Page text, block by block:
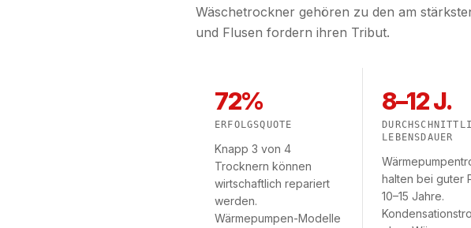
Wäschetrockner gehören zu den am
und Flusen fordern ihren Tribut.
72%
ERFOLGSQUOTE
Knapp 3 von 4
Trocknern können
wirtschaftlich repariert
werden.
Wärmepumpen-Modelle
8–12 J.
LEBENSDAUER
halten bei guter
10–15 Jahre.